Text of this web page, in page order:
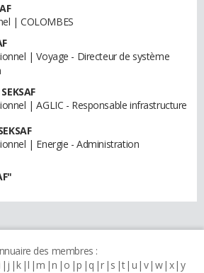
| COLOMBES
| Voyage - Directeur de système
| AGLIC - Responsable infrastructure
| Energie - Administration
des membres :
j k l m n o p q r s t u v w x y